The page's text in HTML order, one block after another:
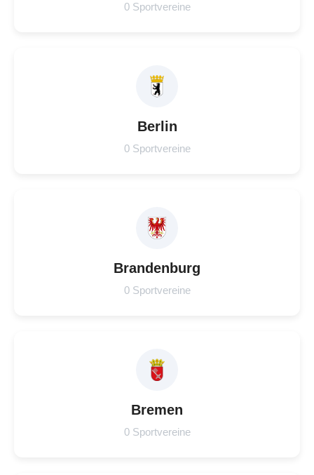
0 Sportvereine
Berlin
0 Sportvereine
Brandenburg
0 Sportvereine
Bremen
0 Sportvereine